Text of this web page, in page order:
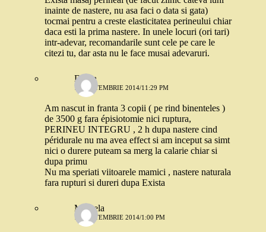
inainte de nastere, nu asa faci o data si gata)
tocmai pentru a creste elasticitatea perineului chiar
daca esti la prima nastere. In unele locuri (ori tari)
intr-adevar, recomandarile sunt cele pe care le
citezi tu, dar asta nu le face musai adevaruri.
Diana
10 SEPTEMBRIE 2014/11:29 PM
Am nascut in franta 3 copii ( pe rind binenteles )
de 3500 g fara épisiotomie nici ruptura,
PERINEU INTEGRU , 2 h dupa nastere cind
péridurale nu ma avea effect si am inceput sa simt
nici o durere puteam sa merg la calarie chiar si
dupa primu
Nu ma speriati viitoarele mamici , nastere naturala
fara rupturi si dureri dupa Exista
Mihaela
11 SEPTEMBRIE 2014/1:00 PM